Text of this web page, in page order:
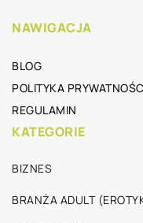
NAWIGACJA
BLOG
POLITYKA
REGULAMIN
KATEGORIE
BIZNES
BRANŻA ADULT